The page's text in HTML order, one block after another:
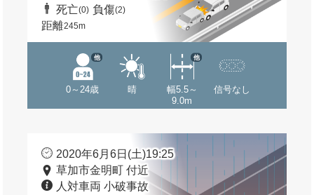
死亡(0) 負傷(2)
距離245m
0～24歳
他
晴
幅5.5～
9.0m
他
信号なし
2020年6月6日(土)19:25
草加市金明町 付近
人対車両 小破事故